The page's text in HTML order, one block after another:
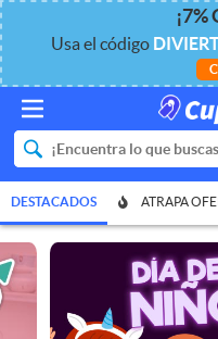
¡7%
Usa el código
DESTACADOS ATRAPA